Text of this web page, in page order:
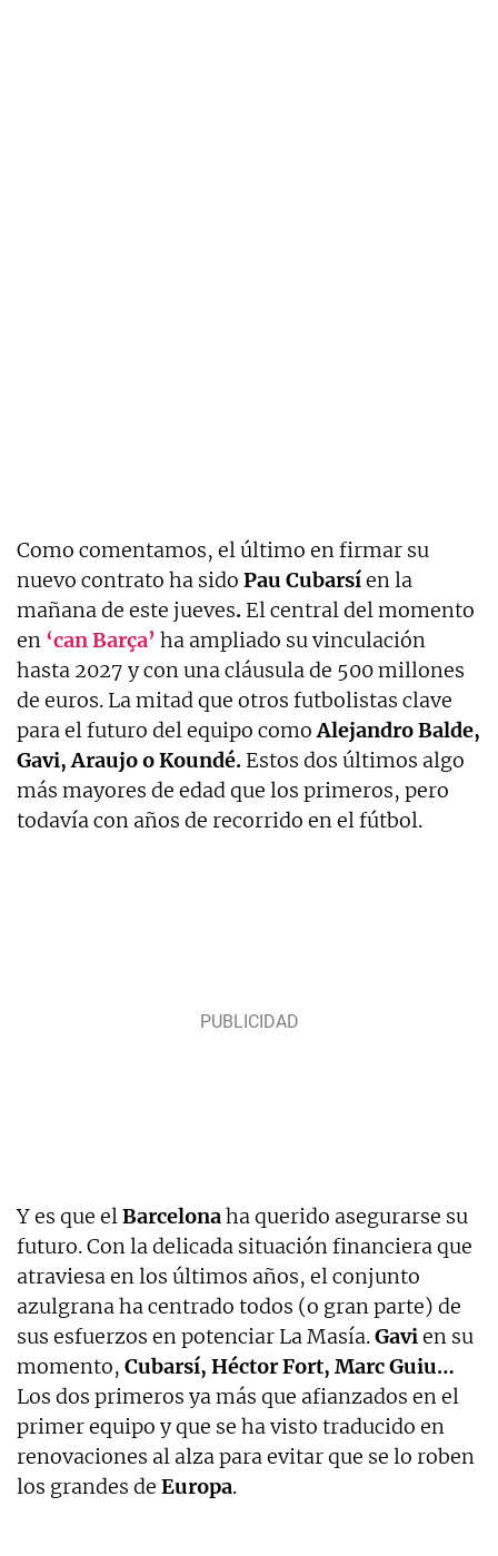
Como comentamos, el último en firmar su
nuevo contrato ha sido Pau Cubarsíen la
mañana de este jueves. El central del momento
en ‘can Barça’ ha ampliado su vinculación
hasta 2027 y con una cláusula de 500 millones
de euros. La mitad que otros futbolistas clave
para el futuro del equipo comoAlejandro Balde,
Gavi, Araujo o Koundé. Estos dos últimos algo
más mayores de edad que los primeros, pero
todavía con años de recorrido en el fútbol.
Y es que elBarcelonaha querido asegurarse su
futuro. Con la delicada situación financiera que
atraviesa en los últimos años, el conjunto
azulgrana ha centrado todos (o gran parte) de
sus esfuerzos en potenciar La Masía.Gavien su
momento, Cubarsí, Héctor Fort, Marc Guiu…
Los dos primeros ya más que afianzados en el
primer equipo y que se ha visto traducido en
renovaciones al alza para evitar que se lo roben
los grandes de Europa.